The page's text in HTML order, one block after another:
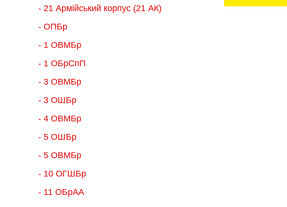
- 21 Армійський корпус (21 АК)
- ОПБр
- 1 ОВМБр
- 1 ОБрСпП
- 3 ОВМБр
- 3 ОШБр
- 4 ОВМБр
- 5 ОШБр
- 5 ОВМБр
- 10 ОГШБр
- 11 ОБрАА